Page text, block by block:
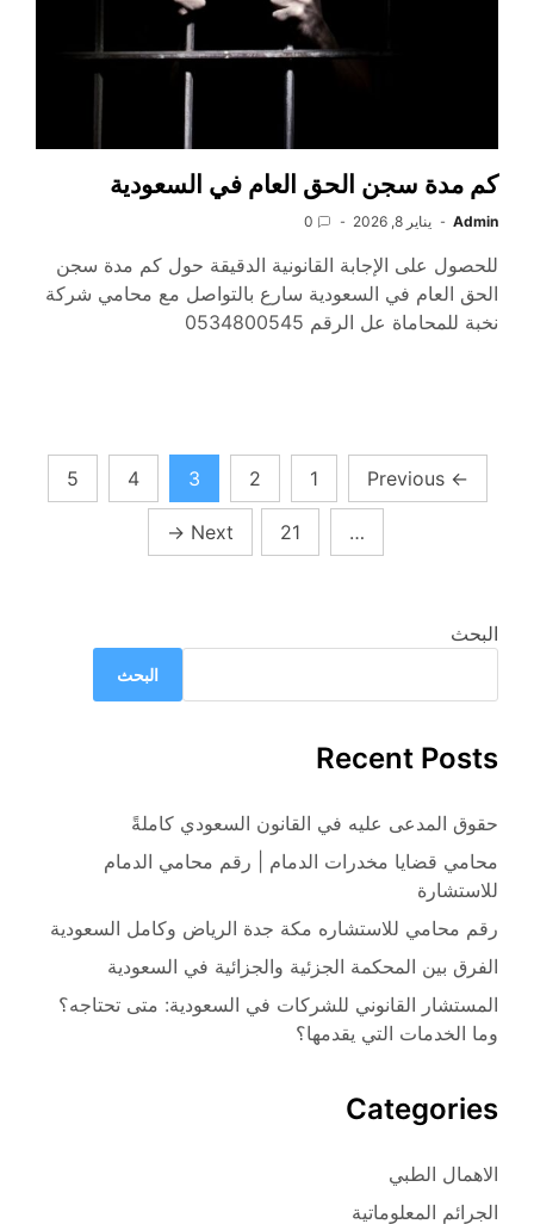
كم مدة سجن الحق العام في السعودية
Admin يناير 8, 2026 0
للحصول على الإجابة القانونية الدقيقة حول كم مدة سجن
الحق العام في السعودية سارع بالتواصل مع محامي شركة
نخبة للمحاماة عل الرقم 0534800545
تعدد
←
Previous
1
2
3
4
5
…
21
Next
→
البحث
البحث
Recent Posts
حقوق المدعى عليه في القانون السعودي كاملةً
محامي قضايا مخدرات الدمام | رقم محامي الدمام
للاستشارة
رقم محامي للاستشاره مكة جدة الرياض وكامل السعودية
الفرق بين المحكمة الجزئية والجزائية في السعودية
المستشار القانوني للشركات في السعودية: متى تحتاجه؟
وما الخدمات التي يقدمها؟
Categories
الاهمال الطبي
الجرائم المعلوماتية